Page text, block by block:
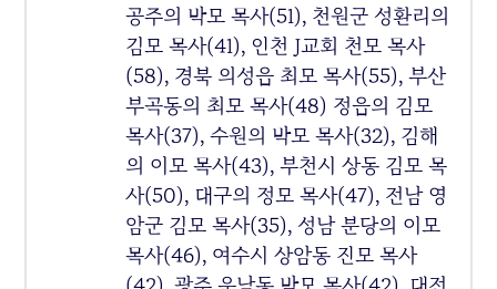
공주의 박모 목사(51), 천원군 성환리의
김모 목사(41), 인천 J교회 천모 목사
(58), 경북 의성읍 최모 목사(55), 부산
부곡동의 최모 목사(48) 정읍의 김모
목사(37), 수원의 박모 목사(32), 김해
의 이모 목사(43), 부천시 상동 김모 목
사(50), 대구의 정모 목사(47), 전남 영
암군 김모 목사(35), 성남 분당의 이모
목사(46), 여수시 상암동 진모 목사